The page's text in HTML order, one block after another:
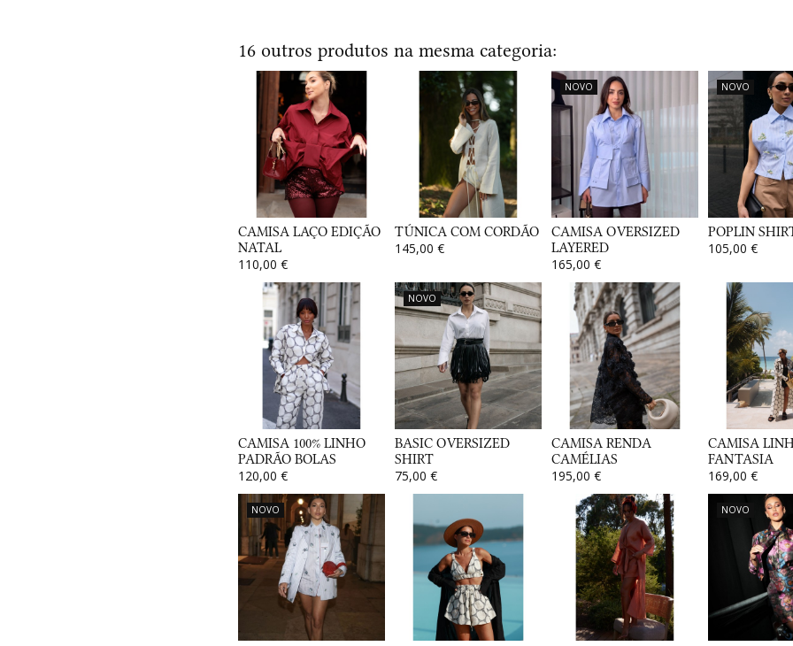
16 outros produtos na mesma categoria:
CAMISA LAÇO EDIÇÃO
NATAL
110,00 €
TÚNICA COM CORDÃO
145,00 €
NOVO
CAMISA OVERSIZED
LAYERED
165,00 €
NOVO
POPLIN
105,00 €
CAMISA 100% LINHO
PADRÃO BOLAS
120,00 €
NOVO
BASIC OVERSIZED
SHIRT
75,00 €
CAMISA RENDA
CAMÉLIAS
195,00 €
CAMISA
FANTASIA
169,00 €
NOVO NOVO